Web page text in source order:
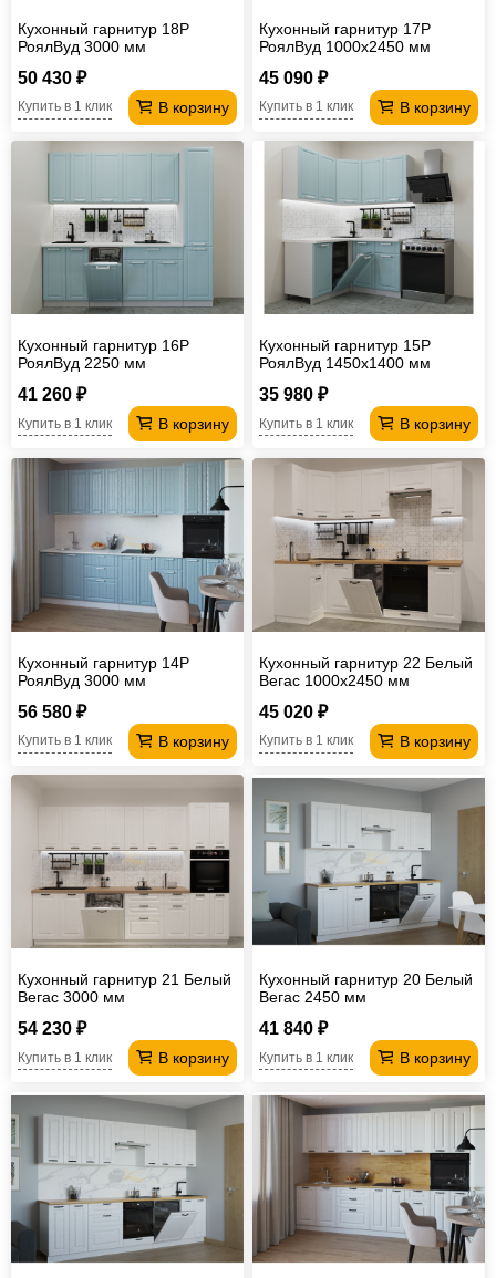
Кухонный гарнитур 18Р
РоялВуд 3000 мм
50 430 ₽
В корзину
Купить в 1 клик
Кухонный гарнитур 17Р
РоялВуд 1000х2450 мм
45 090 ₽
В корзину
Купить в 1 клик
Кухонный гарнитур 16Р
РоялВуд 2250 мм
41 260 ₽
В корзину
Купить в 1 клик
Кухонный гарнитур 15Р
РоялВуд 1450х1400 мм
35 980 ₽
В корзину
Купить в 1 клик
Кухонный гарнитур 14Р
РоялВуд 3000 мм
56 580 ₽
В корзину
Купить в 1 клик
Кухонный гарнитур 22 Белый
Вегас 1000х2450 мм
45 020 ₽
В корзину
Купить в 1 клик
Кухонный гарнитур 21 Белый
Вегас 3000 мм
54 230 ₽
В корзину
Купить в 1 клик
Кухонный гарнитур 20 Белый
Вегас 2450 мм
41 840 ₽
В корзину
Купить в 1 клик